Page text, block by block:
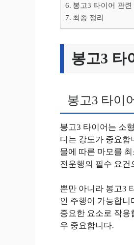
봉고3 타이어 관
최종 정리
봉고3 타
봉고3 타이
봉고3 타이어는 소
디는 강도가 중요합
물에 따른 마모를
전운행의 필수 요건
뿐만 아니라 봉고3
인 주행이 가능합니
중요한 요소로 작용
우 중요합니다.